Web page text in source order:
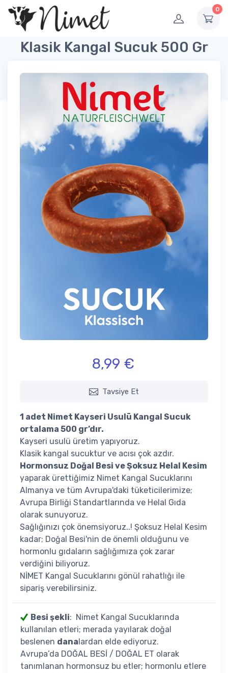
0
Klasik Kangal Sucuk 500 Gr
8,99 €
Tavsiye Et
1 adet Nimet Kayseri Usulü Kangal Sucuk
ortalama 500 gr’dır.
Kayseri usulü üretim yapıyoruz.
Klasik kangal sucuktur ve acısı çok azdır.
Hormonsuz Doğal Besi ve Şoksuz Helal Kesim
yaparak ürettiğimiz Nimet Kangal Sucuklarını
Almanya ve tüm Avrupa'daki tüketicilerimize;
Avrupa Birliği Standartlarında ve Helal Gıda
olarak sunuyoruz.
Sağlığınızı çok önemsiyoruz..! Şoksuz Helal Kesim
kadar; Doğal Besi'nin de önemli olduğunu ve
hormonlu gıdaların sağlığımıza çok zarar
verdiğini biliyoruz.
NİMET Kangal Sucuklarını gönül rahatlığı ile
sipariş verebilirsiniz.
Besi şekli: Nimet Kangal Sucuklarında
kullanılan etleri; merada yayılarak doğal
beslenen danalardan elde ediyoruz.
Avrupa’da DOĞAL BESİ / DOĞAL ET olarak
tanımlanan hormonsuz bu etler; hormonlu etlere